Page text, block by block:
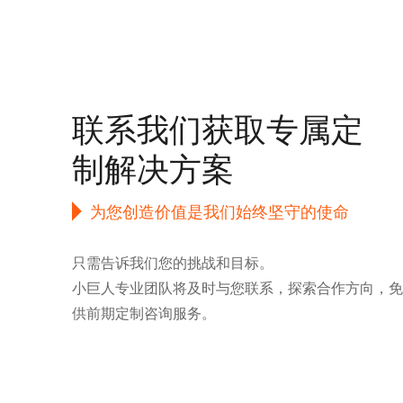
联系我们获取专属定
制解决方案
为您创造价值是我们始终坚守的使命
只需告诉我们您的挑战和目标。
小巨人专业团队将及时与您联系，探索合作方向，
供前期定制咨询服务。